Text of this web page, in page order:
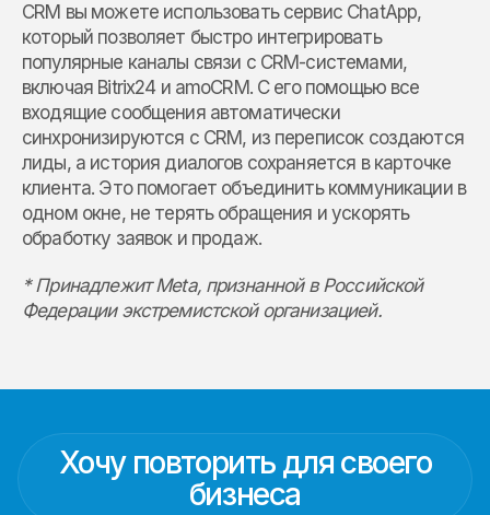
CRM вы можете использовать сервис ChatApp,
который позволяет быстро интегрировать
популярные каналы связи с CRM-системами,
включая Bitrix24 и amoCRM. С его помощью все
входящие сообщения автоматически
синхронизируются с CRM, из переписок создаются
лиды, а история диалогов сохраняется в карточке
клиента. Это помогает объединить коммуникации в
одном окне, не терять обращения и ускорять
обработку заявок и продаж.
* Принадлежит Meta, признанной в Российской
Федерации экстремистской организацией.
Хочу повторить для своего
бизнеса